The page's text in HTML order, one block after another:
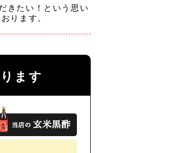
きたい！という思い
ります。
ます